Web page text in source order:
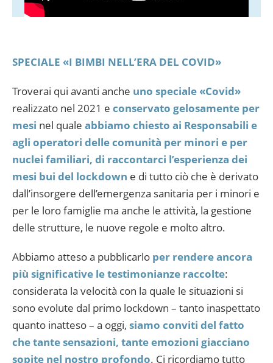
SPECIALE «I BIMBI NELL’ERA DEL COVID»
Troverai qui avanti anche uno speciale «Covid»
realizzato nel 2021 e conservato gelosamente per
mesi nel quale abbiamo chiesto ai Responsabili e
agli operatori delle comunità per minori e per
nuclei familiari, di raccontarci l’esperienza dei
mesi bui del lockdown e di tutto ciò che è derivato
dall’insorgere dell’emergenza sanitaria per i minori e
per le loro famiglie ma anche le attività, la gestione
delle strutture, le nuove regole e molto altro.
Abbiamo atteso a pubblicarlo per rendere ancora
più significative le testimonianze raccolte:
considerata la velocità con la quale le situazioni si
sono evolute dal primo lockdown – tanto inaspettato
quanto inatteso – a oggi, siamo conviti del fatto
che tante sensazioni, tante emozioni giacciano
sopite nel nostro profondo. Ci ricordiamo tutto